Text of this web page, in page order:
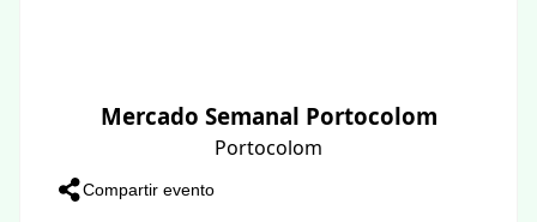
Mercado Semanal Portocolom
Portocolom
Compartir evento